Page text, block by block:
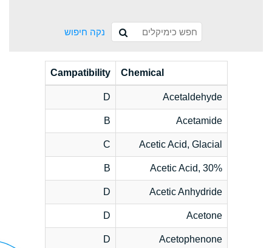
נקה חיפוש
Chemical
Campatibility
Acetaldehyde
D
Acetamide
B
Acetic Acid, Glacial
C
Acetic Acid, 30%
B
Acetic Anhydride
D
Acetone
D
Acetophenone
D